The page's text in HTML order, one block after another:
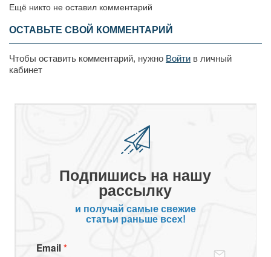
Ещё никто не оставил комментарий
ОСТАВЬТЕ СВОЙ КОММЕНТАРИЙ
Чтобы оставить комментарий, нужно Войти в личный
кабинет
Подпишись на нашу
рассылку
и получай самые свежие
статьи раньше всех!
Email